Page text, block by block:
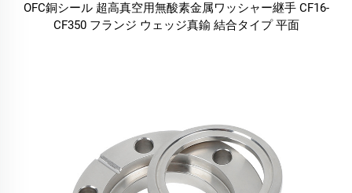
OFC銅シール 超高真空用無酸素金属ワッシャー継手 CF16-
CF350 フランジ ウェッジ真鍮 結合タイプ 平面